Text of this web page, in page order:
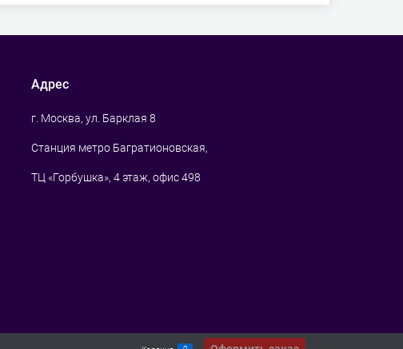
Адрес
г. Москва, ул. Барклая 8
Станция метро Багратионовская,
ТЦ «Горбушка», 4 этаж, офис 498